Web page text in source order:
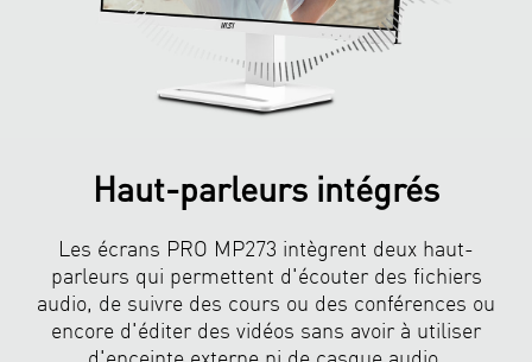
Haut-parleurs intégrés
Les écrans PRO MP273 intègrent deux haut-
parleurs qui permettent d'écouter des fichiers
audio, de suivre des cours ou des conférences ou
encore d'éditer des vidéos sans avoir à utiliser
d'enceinte externe ni de casque audio.